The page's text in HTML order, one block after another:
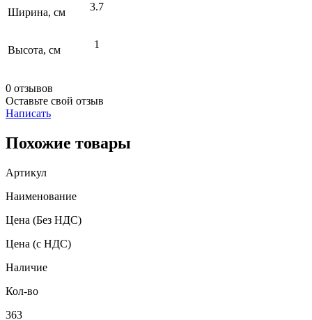
Ширина, см 3.7
Высота, см 1
0 отзывов
Оставьте свой отзыв
Написать
Похожие товары
Артикул
Наименование
Цена (Без НДС)
Цена (с НДС)
Наличие
Кол-во
363